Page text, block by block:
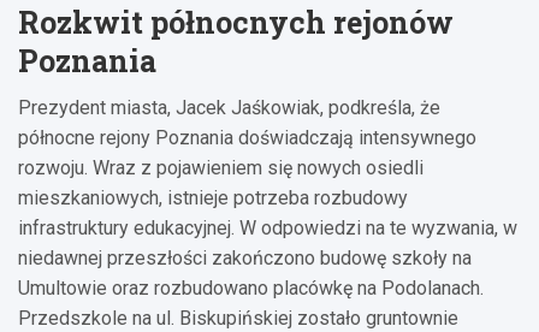
Rozkwit północnych rejonów
Poznania
Prezydent miasta, Jacek Jaśkowiak, podkreśla, że
północne rejony Poznania doświadczają intensywnego
rozwoju. Wraz z pojawieniem się nowych osiedli
mieszkaniowych, istnieje potrzeba rozbudowy
infrastruktury edukacyjnej. W odpowiedzi na te wyzwania, w
niedawnej przeszłości zakończono budowę szkoły na
Umultowie oraz rozbudowano placówkę na Podolanach.
Przedszkole na ul. Biskupińskiej zostało gruntownie